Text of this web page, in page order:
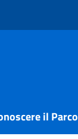
il Parco